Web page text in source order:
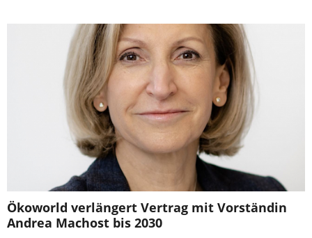
Ökoworld verlängert Vertrag mit Vorständin
Andrea Machost bis 2030